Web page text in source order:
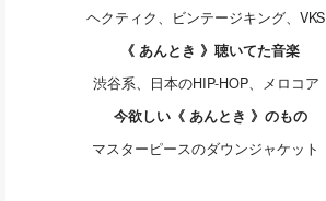
ヘクティク、ビンテージキング、VKS
《 あんとき 》聴いてた音楽
渋谷系、日本のHIP-HOP、メロコア
今欲しい《 あんとき 》のもの
マスターピースのダウンジャケット